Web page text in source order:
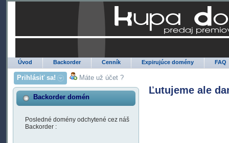
Úvod Backorder Cenník Expirujúce domény FAQ
Prihlásiť sa! Máte už účet ?
Backorder domén
Posledné domény odchytené cez náš
Backorder :
Ľutujeme ale